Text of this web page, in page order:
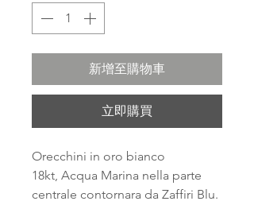
新增至購物車
立即購買
Orecchini in oro bianco
18kt, Acqua Marina nella parte
centrale contornara da Zaffiri Blu.